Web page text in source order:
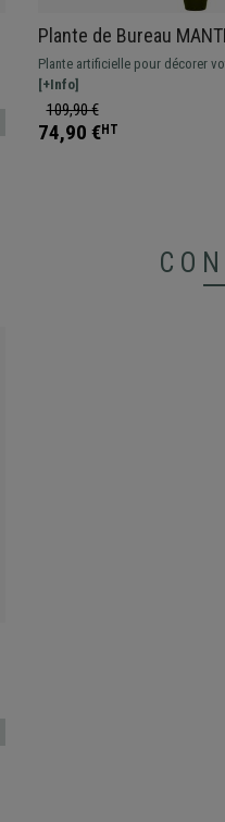
Plante de Bureau
170 cm, Palmier Areca
Inclus
Plante artificielle pour décorer
travail, hauteur 170 cm
[+Info]
109,90 €
74,90 €HT